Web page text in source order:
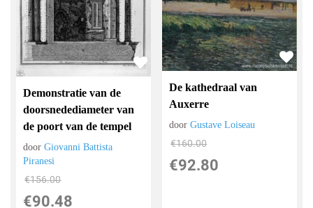
Demonstratie van de
doorsnedediameter van
de poort van de tempel
doorGiovanni Battista
Piranesi
€156.00
€90.48
De kathedraal van
Auxerre
doorGustave Loiseau
€160.00
€92.80